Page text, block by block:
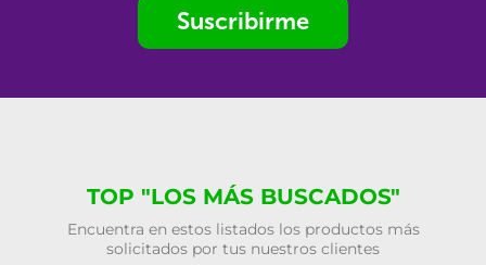
Suscribirme
TOP "LOS MÁS BUSCADOS"
Encuentra en estos listados los productos más
solicitados por tus nuestros clientes